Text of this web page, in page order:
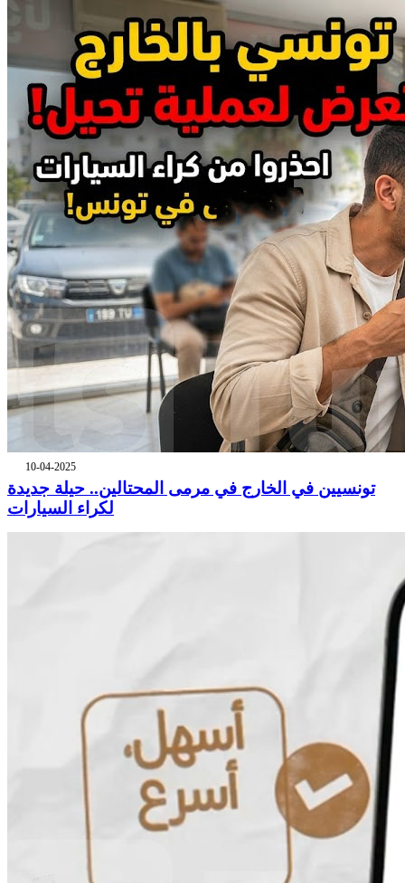
10-04-2025
تونسيين في الخارج في مرمى المحتالين.. حيلة جديدة
لكراء السيارات